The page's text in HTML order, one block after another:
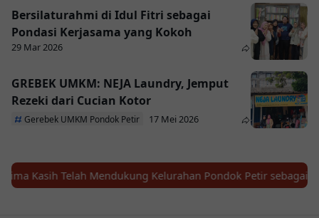
Bersilaturahmi di Idul Fitri sebagai
Pondasi Kerjasama yang Kokoh
29 Mar 2026
GREBEK UMKM: NEJA Laundry, Jemput
Rezeki dari Cucian Kotor
Gerebek UMKM Pondok Petir 17 Mei 2026
Telah Mendukung Kelurahan Pondok Petir sebagai